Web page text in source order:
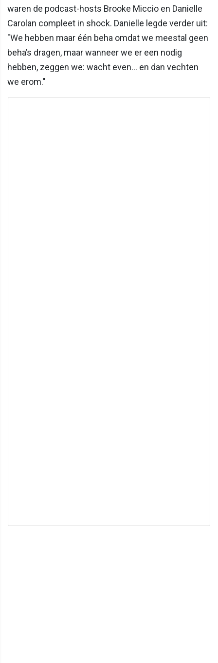
waren de podcast-hosts Brooke Miccio en Danielle
Carolan compleet in shock. Danielle legde verder uit:
"We hebben maar één beha omdat we meestal geen
beha’s dragen, maar wanneer we er een nodig
hebben, zeggen we: wacht even... en dan vechten
we erom."